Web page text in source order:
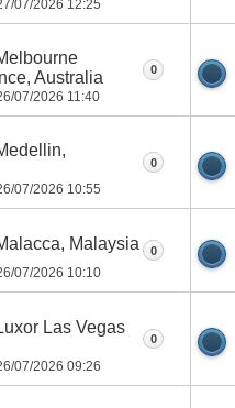
07/2026 12:25
Australia
07/2026 11:40
0
07/2026 10:55
0
Malaysia
07/2026 10:10
0
Las Vegas
07/2026 09:26
0